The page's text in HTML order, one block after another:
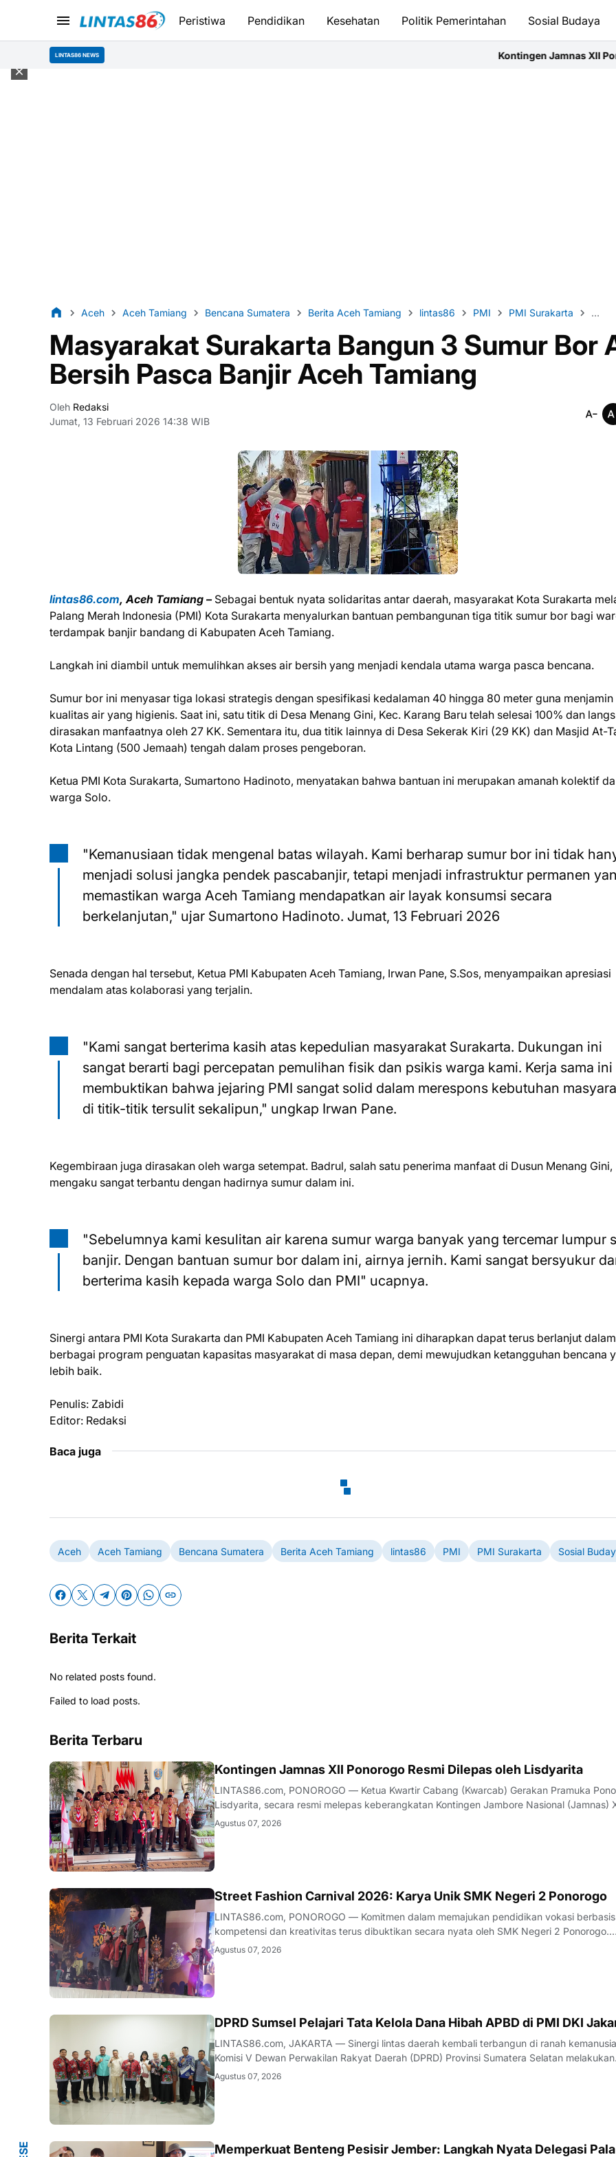
Peristiwa Pendidikan Kesehatan Politik Pemerintahan Sosial Budaya
LINTAS86 NEWS Kontingen Jamnas XII Ponorogo Resmi
Aceh Aceh Tamiang Bencana Sumatera Berita Aceh Tamiang lintas86 PMI PMI Surakarta
Masyarakat Surakarta Bangun 3 Sumur Bor
Bersih Pasca Banjir Aceh Tamiang
Oleh Redaksi
Jumat, 13 Februari 2026 14:38 WIB
lintas86.com, Aceh Tamiang –Sebagai bentuk nyata solidaritas antar daerah, masyarakat Kota Surakarta
Palang Merah Indonesia (PMI) Kota Surakarta menyalurkan bantuan pembangunan tiga titik sumur bor bagi
terdampak banjir bandang di Kabupaten Aceh Tamiang.
Langkah ini diambil untuk memulihkan akses air bersih yang menjadi kendala utama warga pasca bencana.
Sumur bor ini menyasar tiga lokasi strategis dengan spesifikasi kedalaman 40 hingga 80 meter guna menjamin
kualitas air yang higienis. Saat ini, satu titik di Desa Menang Gini, Kec. Karang Baru telah selesai 100% dan
dirasakan manfaatnya oleh 27 KK. Sementara itu, dua titik lainnya di Desa Sekerak Kiri (29 KK) dan Masjid At-
Kota Lintang (500 Jemaah) tengah dalam proses pengeboran.
Ketua PMI Kota Surakarta, Sumartono Hadinoto, menyatakan bahwa bantuan ini merupakan amanah kolektif
warga Solo.
"Kemanusiaan tidak mengenal batas wilayah. Kami berharap sumur bor ini tidak
menjadi solusi jangka pendek pascabanjir, tetapi menjadi infrastruktur permanen
memastikan warga Aceh Tamiang mendapatkan air layak konsumsi secara
berkelanjutan," ujar Sumartono Hadinoto. Jumat, 13 Februari 2026
Senada dengan hal tersebut, Ketua PMI Kabupaten Aceh Tamiang, Irwan Pane, S.Sos, menyampaikan apresiasi
mendalam atas kolaborasi yang terjalin.
"Kami sangat berterima kasih atas kepedulian masyarakat Surakarta. Dukungan ini
sangat berarti bagi percepatan pemulihan fisik dan psikis warga kami. Kerja sama ini
membuktikan bahwa jejaring PMI sangat solid dalam merespons kebutuhan
di titik-titik tersulit sekalipun," ungkap Irwan Pane.
Kegembiraan juga dirasakan oleh warga setempat. Badrul, salah satu penerima manfaat di Dusun Menang Gini,
mengaku sangat terbantu dengan hadirnya sumur dalam ini.
"Sebelumnya kami kesulitan air karena sumur warga banyak yang tercemar lumpur
banjir. Dengan bantuan sumur bor dalam ini, airnya jernih. Kami sangat bersyukur
berterima kasih kepada warga Solo dan PMI" ucapnya.
Sinergi antara PMI Kota Surakarta dan PMI Kabupaten Aceh Tamiang ini diharapkan dapat terus berlanjut dalam
berbagai program penguatan kapasitas masyarakat di masa depan, demi mewujudkan ketangguhan bencana
lebih baik.
Penulis: Zabidi
Editor: Redaksi
Baca juga
Aceh Aceh Tamiang Bencana Sumatera Berita Aceh Tamiang lintas86 PMI PMI Surakarta Sosial
Berita Terkait
No related posts found.
Failed to load posts.
Berita Terbaru
JATIM Kontingen Jamnas XII Ponorogo Resmi Dilepas oleh Lisdyarita
LINTAS86.com, PONOROGO — Ketua Kwartir Cabang (Kwarcab) Gerakan Pramuka
Lisdyarita, secara resmi melepas keberangkatan Kontingen Jambore Nasional (Jamnas)
Tahun 2026. Upacara pelepasan yang berlangsung khidmat dan penuh semangat ini
Agustus 07, 2026
JATIM Street Fashion Carnival 2026: Karya Unik SMK Negeri 2 Ponorogo
LINTAS86.com, PONOROGO — Komitmen dalam memajukan pendidikan vokasi berbasis
kompetensi dan kreativitas terus dibuktikan secara nyata oleh SMK Negeri 2 Ponorogo.
Langkah ini diwujudkan melalui partisipasi aktif para peserta didik dalam ajang bergengsi
Agustus 07, 2026
ANEWS DPRD Sumsel Pelajari Tata Kelola Dana Hibah APBD di PMI DKI
LINTAS86.com, JAKARTA — Sinergi lintas daerah kembali terbangun di ranah
Komisi V Dewan Perwakilan Rakyat Daerah (DPRD) Provinsi Sumatera Selatan melakukan
kunjungan kerja strategis ke Markas PMI Provinsi DKI Jakarta di Gedung PMI Provinsi
Agustus 07, 2026
Memperkuat Benteng Pesisir Jember: Langkah Nyata Delegasi